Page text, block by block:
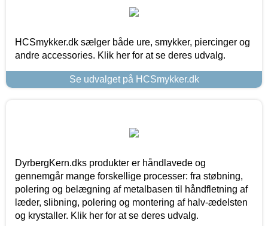
HCSmykker.dk sælger både ure, smykker, piercinger og
andre accessories. Klik her for at se deres udvalg.
Se udvalget på HCSmykker.dk
DyrbergKern.dks produkter er håndlavede og
gennemgår mange forskellige processer: fra støbning,
polering og belægning af metalbasen til håndfletning af
læder, slibning, polering og montering af halv-ædelsten
og krystaller. Klik her for at se deres udvalg.